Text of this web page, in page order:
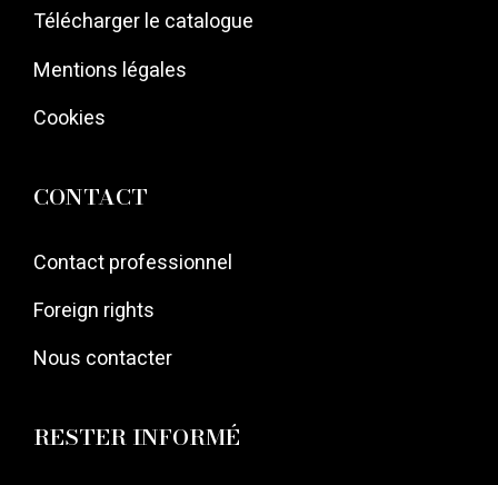
Télécharger le catalogue
Mentions légales
Cookies
CONTACT
Contact professionnel
Foreign rights
Nous contacter
RESTER INFORMÉ